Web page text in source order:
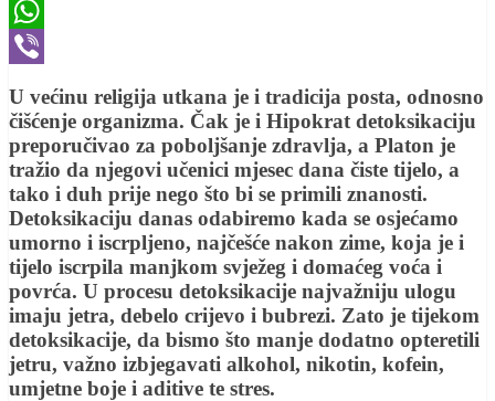
Messenger
WhatsApp
U većinu religija utkana je i tradicija posta, odnosno
čišćenje organizma. Čak je i Hipokrat detoksikaciju
preporučivao za poboljšanje zdravlja, a Platon je
tražio da njegovi učenici mjesec dana čiste tijelo, a
tako i duh prije nego što bi se primili znanosti.
Detoksikaciju danas odabiremo kada se osjećamo
umorno i iscrpljeno, najčešće nakon zime, koja je i
tijelo iscrpila manjkom svježeg i domaćeg voća i
povrća. U procesu detoksikacije najvažniju ulogu
imaju jetra, debelo crijevo i bubrezi. Zato je tijekom
detoksikacije, da bismo što manje dodatno opteretili
jetru, važno izbjegavati alkohol, nikotin, kofein,
umjetne boje i aditive te stres.